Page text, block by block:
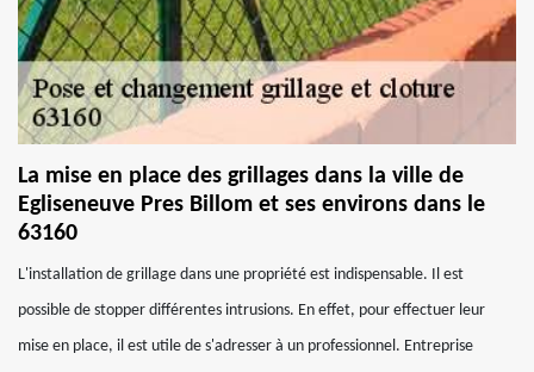
La mise en place des grillages dans la ville de
Egliseneuve Pres Billom et ses environs dans le
63160
L'installation de grillage dans une propriété est indispensable. Il est
possible de stopper différentes intrusions. En effet, pour effectuer leur
mise en place, il est utile de s'adresser à un professionnel. Entreprise